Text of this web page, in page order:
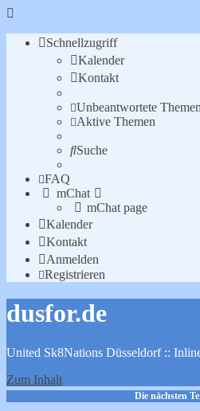
Schnellzugriff
Kalender
Kontakt
Unbeantwortete Themen
Aktive Themen
Suche
FAQ
mChat
mChat page
Kalender
Kontakt
Anmelden
Registrieren
dusfor.de
United Sk8Nations Düsseldorf ::
Zum Inhalt
Die nächsten